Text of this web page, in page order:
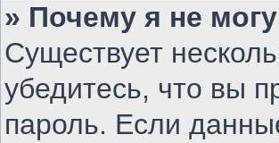
» Почему я не
Существует
убедитесь, что вы
пароль. Если